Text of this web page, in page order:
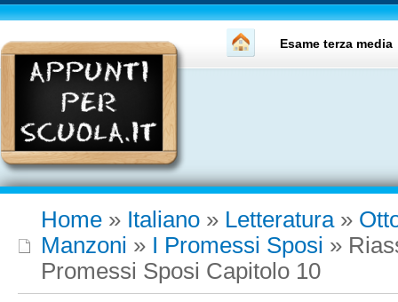
Esame terza media
Home » Italiano » Letteratura»
Manzoni » I Promessi Sposi »
Promessi Sposi Capitolo 10